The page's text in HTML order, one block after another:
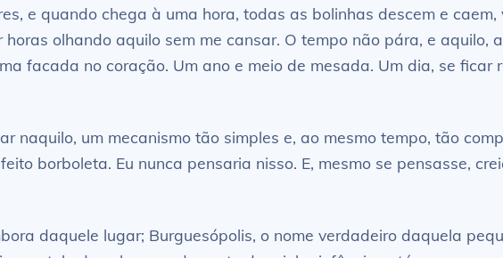
e quando chega à uma hora, todas as bolinhas descem e
olhando aquilo sem me cansar. O tempo não pára, e aquilo,
facada no coração. Um ano e meio de mesada. Um dia, se ficar
naquilo, um mecanismo tão simples e, ao mesmo tempo, tão
borboleta. Eu nunca pensaria nisso. E, mesmo se pensasse,
daquele lugar; Burguesópolis, o nome verdadeiro daquela